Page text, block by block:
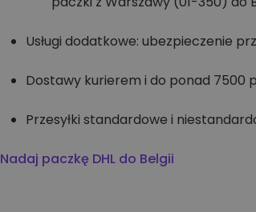
Usługi dodatkowe: ubezpieczenie
Dostawy kurierem i do ponad 7500
Przesyłki standardowe i
Nadaj paczkę DHL do Belgii